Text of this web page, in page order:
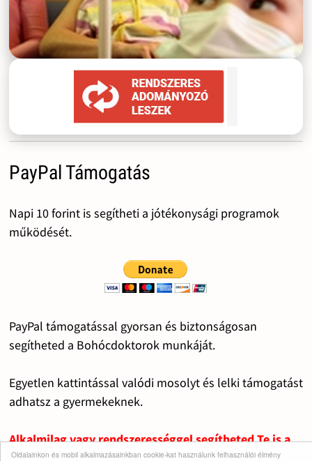
Oldalainkon és mobil alkalmazásainkban cookie-kat használunk felhasználói élmény
PayPal Támogatás
Napi 10 forint is segítheti a jótékonysági programok
működését.
PayPal támogatással gyorsan és biztonságosan
segítheted a Bohócdoktorok munkáját.
Egyetlen kattintással valódi mosolyt és lelki támogatást
adhatsz a gyermekeknek.
Alkalmilag vagy rendszerességgel segítheted Te is a
fontos dolgok működését.